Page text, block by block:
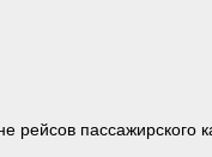
пассажирского